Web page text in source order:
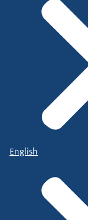
English